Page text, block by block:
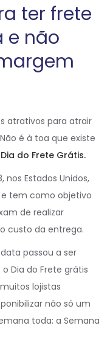
ter frete
e não
atrativos para atrair
é à toa que existe
do Frete Grátis.
nos Estados Unidos,
e tem como objetivo
de realizar
custo da entrega.
passou a ser
Dia do Frete grátis
lojistas
não só um
toda: a Semana